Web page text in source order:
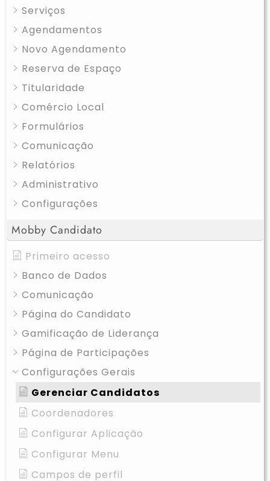
Serviços
Agendamentos
Novo Agendamento
Reserva de Espaço
Titularidade
Comércio Local
Formulários
Comunicação
Relatórios
Administrativo
Configurações
Mobby Candidato
Primeiro acesso
Banco de Dados
Comunicação
Página do Candidato
Gamificação de Liderança
Página de Participações
Configurações Gerais
Gerenciar Candidatos
Coordenadores
Configurar Aplicação
Configurar Menu
Campos de perfil